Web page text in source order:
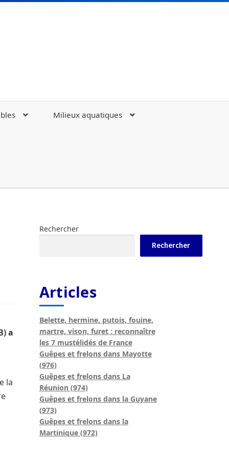
Milieux aquatiques
la biodiversité, pilier du projet de loi
du frelon asiatique en France ?
a
la
Rechercher
Rechercher
Articles
Belette, hermine, putois, fouine,
martre, vison, furet : reconnaître
les 7 mustélidés de France
Guêpes et frelons dans Mayotte
(976)
Guêpes et frelons dans La
Réunion (974)
Guêpes et frelons dans la Guyane
(973)
Guêpes et frelons dans la
Martinique (972)